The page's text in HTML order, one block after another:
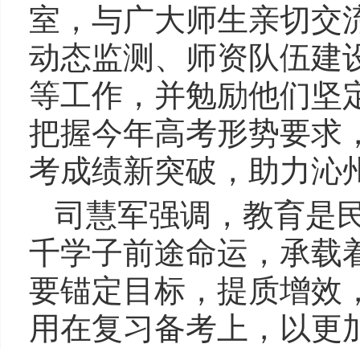
室，与广大师生亲切交
动态监测、师资队伍建
等工作，并勉励他们坚
把握今年高考形势要求
考成绩新突破，助力沁
司慧军强调，教育是
千学子前途命运，承载
要锚定目标，提质增效
用在复习备考上，以更